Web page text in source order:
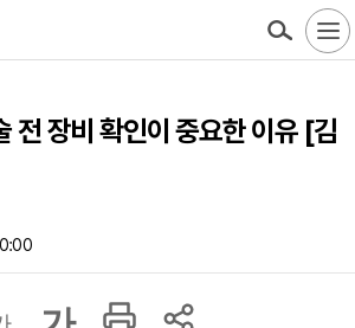
전 장비 확인이 중요한 이유 [김